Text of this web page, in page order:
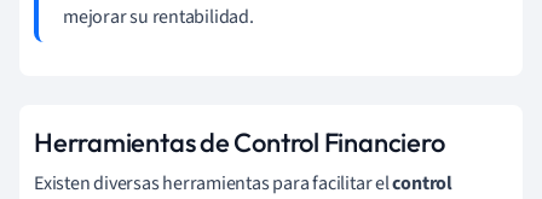
mejorar su rentabilidad.
Herramientas de Control Financiero
Existen diversas herramientas para facilitar elcontrol